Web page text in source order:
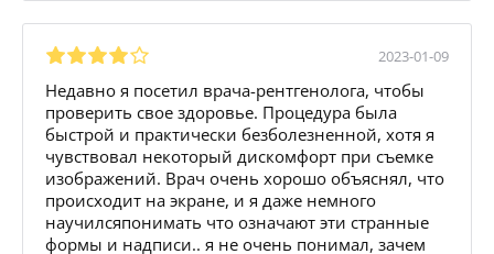
2023-01-09
Недавно я посетил врача-рентгенолога, чтобы
проверить свое здоровье. Процедура была
быстрой и практически безболезненной, хотя я
чувствовал некоторый дискомфорт при съемке
изображений. Врач очень хорошо объяснял, что
происходит на экране, и я даже немного
научилсяпонимать что означают эти странные
формы и надписи.. я не очень понимал, зачем